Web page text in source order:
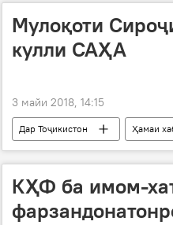
Мулоқоти
кулли САҲА
3 майи 2018, 14:15
Дар Тоҷикистон Ҳамаи
мулоқот
КҲФ ба имом-